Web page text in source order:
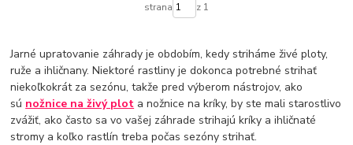
strana z 1
Jarné upratovanie záhrady je obdobím, kedy striháme živé ploty,
ruže a ihličnany. Niektoré rastliny je dokonca potrebné strihať
niekoľkokrát za sezónu, takže pred výberom nástrojov, ako
sú nožnice na živý plot a nožnice na kríky, by ste mali starostlivo
zvážiť, ako často sa vo vašej záhrade strihajú kríky a ihličnaté
stromy a koľko rastlín treba počas sezóny strihať.